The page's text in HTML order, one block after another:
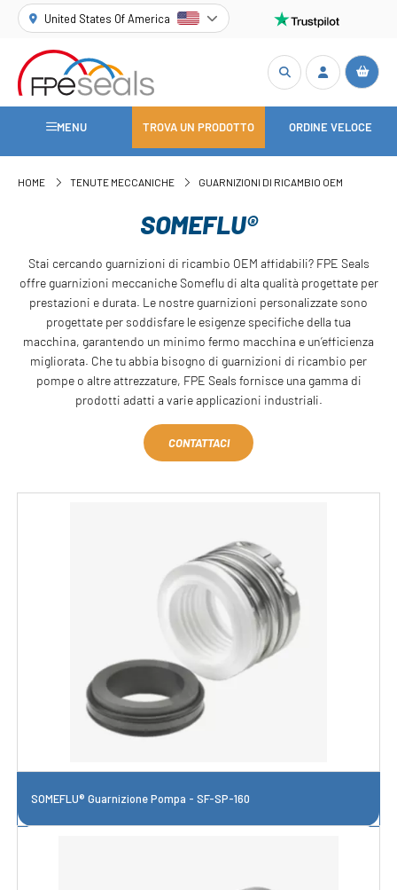
United States Of America
MENU TROVA UN PRODOTTO ORDINE VELOCE
HOME TENUTE MECCANICHE GUARNIZIONI DI RICAMBIO OEM
SOMEFLU®
Stai cercando guarnizioni di ricambio OEM affidabili? FPE Seals
offre guarnizioni meccaniche Someflu di alta qualità progettate per
prestazioni e durata. Le nostre guarnizioni personalizzate sono
progettate per soddisfare le esigenze specifiche della tua
macchina, garantendo un minimo fermo macchina e un’efficienza
migliorata. Che tu abbia bisogno di guarnizioni di ricambio per
pompe o altre attrezzature, FPE Seals fornisce una gamma di
prodotti adatti a varie applicazioni industriali.
CONTATTACI
SOMEFLU® Guarnizione Pompa - SF-SP-160